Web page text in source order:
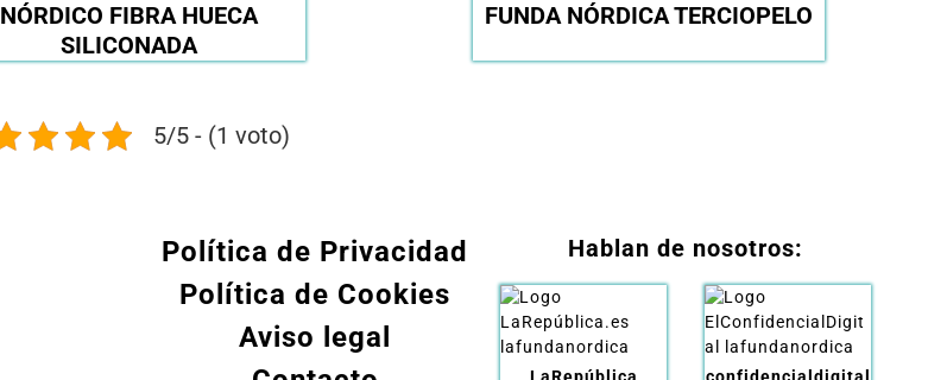
NÓRDICO FIBRA HUECA
SILICONADA
FUNDA NÓRDICA TERCIOPELO
5/5 - (1 voto)
Política de Privacidad
Política de Cookies
Aviso legal
Hablan de nosotros: